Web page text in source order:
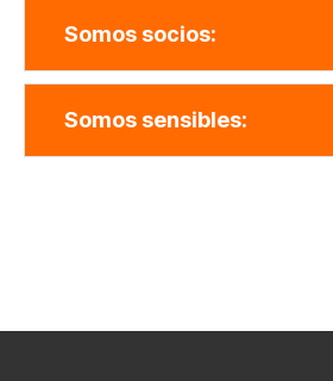
Somos socios:
Somos sensibles: